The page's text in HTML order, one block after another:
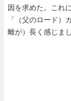
因を求めた。これ
「（父のロード）
離が）長く感じま